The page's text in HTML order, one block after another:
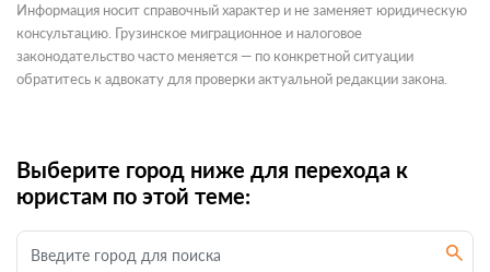
Информация носит справочный характер и не заменяет юридическую
консультацию. Грузинское миграционное и налоговое
законодательство часто меняется — по конкретной ситуации
обратитесь к адвокату для проверки актуальной редакции закона.
Выберите город ниже для перехода к
юристам по этой теме: